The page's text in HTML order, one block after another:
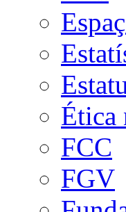
Ética
FCC
FGV